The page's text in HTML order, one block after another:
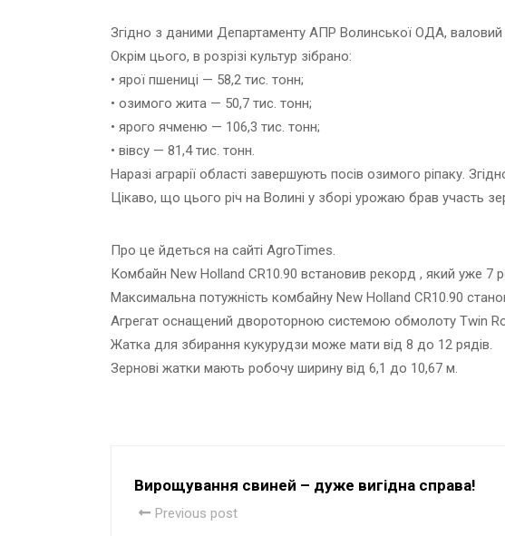
Згідно з даними Департаменту АПР Волинської ОДА, валовий
Окрім цього, в розрізі культур зібрано:
• ярої пшениці — 58,2 тис. тонн;
• озимого жита — 50,7 тис. тонн;
• ярого ячменю — 106,3 тис. тонн;
• вівсу — 81,4 тис. тонн.
Наразі аграрії області завершують посів озимого ріпаку.
Цікаво, що цього річ на Волині у зборі урожаю брав участь
Про це йдеться на сайті AgroTimes.
Комбайн New Holland CR10.90 встановив рекорд , який уже 7
Максимальна потужність комбайну New Holland CR10.90
Агрегат оснащений двороторною системою обмолоту Twin
Жатка для збирання кукурудзи може мати від 8 до 12 рядів.
Зернові жатки мають робочу ширину від 6,1 до 10,67 м.
Вирощування свиней – дуже вигідна справа!
Previous post